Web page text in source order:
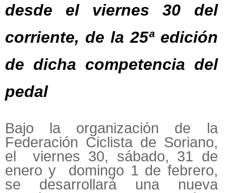
desde el viernes 30 del
corriente, de la 25ª edición
de dicha competencia del
pedal
Bajo la organización de la
Federación Ciclista de Soriano,
el viernes 30, sábado, 31 de
enero y domingo 1 de febrero,
se desarrollará una nueva